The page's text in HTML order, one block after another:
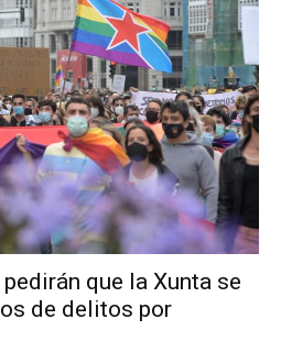
que la Xunta se
de delitos por